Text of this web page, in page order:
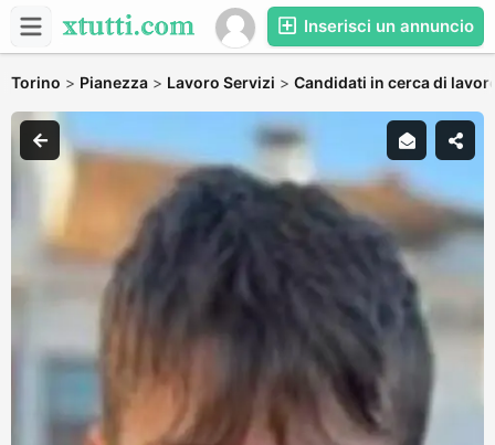
Inserisci un annuncio
Torino > Pianezza > Lavoro Servizi > Candidati in cerca di